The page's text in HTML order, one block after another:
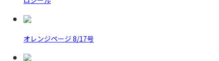
オレンジページ 8/17号